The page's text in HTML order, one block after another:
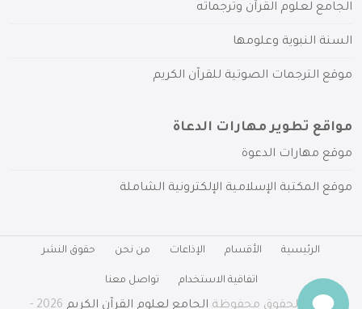
الجامع لعلوم القرآن وترجماته
السنة النبوية وعلومها
موقع الترجمات الصوتية للقرآن الكريم
مواقع تطوير مهارات الدعاة
موقع مهارات الدعوة
موقع المكتبة الإسلامية الإلكترونية الشاملة
الرئيسية الأقسام الإذاعات من نحن حقوق النشر
اتفاقية الاستخدام تواصل معنا
جميع الحقوق محفوظة الجامع لعلوم القرآن الكريم 2026 -